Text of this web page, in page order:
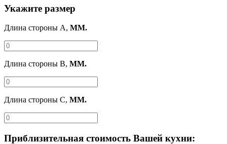
Укажите размер
Длина стороны A, ММ.
Длина стороны B, ММ.
Длина стороны C, ММ.
Приблизительная стоимость Вашей кухни: